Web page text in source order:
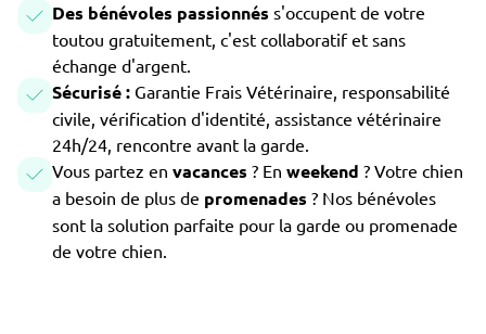
Des bénévoles passionnés s'occupent de votre
toutou gratuitement, c'est collaboratif et sans
échange d'argent.
Sécurisé : Garantie Frais Vétérinaire, responsabilité
civile, vérification d'identité, assistance vétérinaire
24h/24, rencontre avant la garde.
Vous partez en vacances ? En weekend ? Votre chien
a besoin de plus de promenades ? Nos bénévoles
sont la solution parfaite pour la garde ou promenade
de votre chien.